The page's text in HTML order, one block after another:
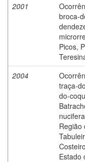
2001
broca-
Picos,
2004
traça-
do-
Região
Estado